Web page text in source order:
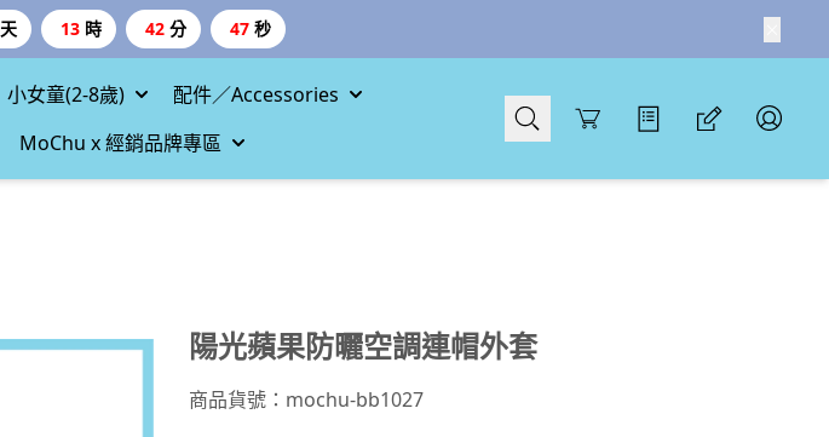
天 13 時 42 分 46 秒
小女童(2-8歲)
配件／Accessories
MoChu x 經銷品牌專區
Cart
陽光蘋果防曬空調連帽外套
商品貨號： mochu-bb1027